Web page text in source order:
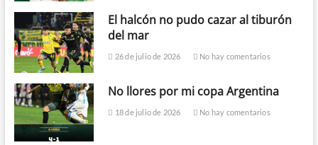
El halcón no pudo cazar al tiburón
del mar
26 de julio de 2026 No hay comentarios
No llores por mi copa Argentina
18 de julio de 2026 No hay comentarios